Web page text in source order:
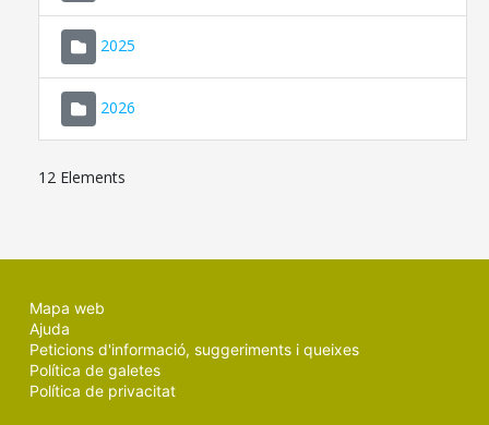
2025
2026
12 Elements
Mapa web
Ajuda
Peticions d'informació, suggeriments i queixes
Política de galetes
Política de privacitat